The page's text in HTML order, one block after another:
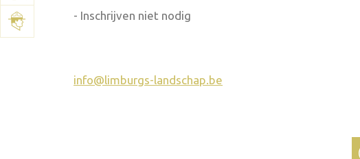
- Inschrijven niet nodig
info@limburgs-landschap.be